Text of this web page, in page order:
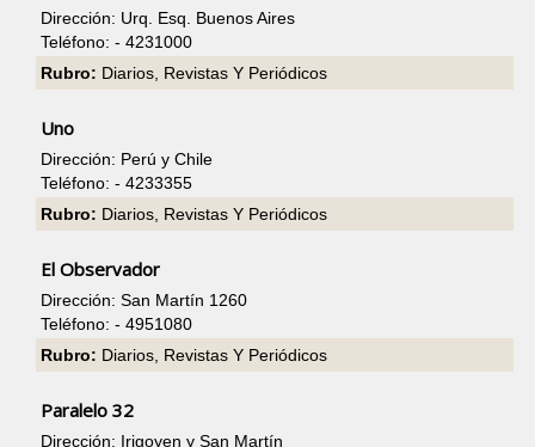
Dirección: Urq. Esq. Buenos Aires
Teléfono: - 4231000
Rubro: Diarios, Revistas Y Periódicos
Uno
Dirección: Perú y Chile
Teléfono: - 4233355
Rubro: Diarios, Revistas Y Periódicos
El Observador
Dirección: San Martín 1260
Teléfono: - 4951080
Rubro: Diarios, Revistas Y Periódicos
Paralelo 32
Dirección: Irigoyen y San Martín